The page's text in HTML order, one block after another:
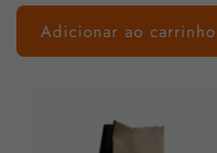
Adicionar ao carrinho